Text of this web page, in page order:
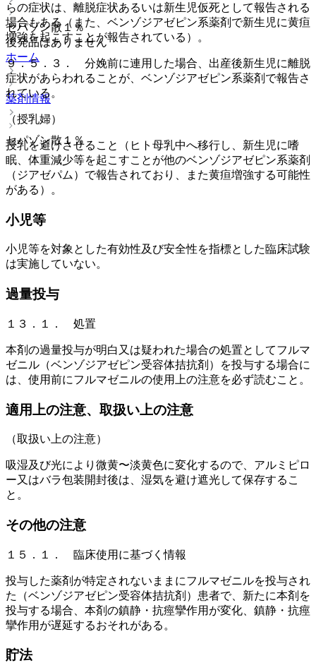
セパゾン散１％
後発品はありません
ホーム
薬剤情報
セパゾン散１％
らの症状は、離脱症状あるいは新生児仮死として報告される
場合もある（また、ベンゾジアゼピン系薬剤で新生児に黄疸
増強を起こすことが報告されている）。
９．５．３． 分娩前に連用した場合、出産後新生児に離脱
症状があらわれることが、ベンゾジアゼピン系薬剤で報告さ
れている。
（授乳婦）
授乳を避けさせること（ヒト母乳中へ移行し、新生児に嗜
眠、体重減少等を起こすことが他のベンゾジアゼピン系薬剤
（ジアゼパム）で報告されており、また黄疸増強する可能性
がある）。
小児等
小児等を対象とした有効性及び安全性を指標とした臨床試験
は実施していない。
過量投与
１３．１． 処置
本剤の過量投与が明白又は疑われた場合の処置としてフルマ
ゼニル（ベンゾジアゼピン受容体拮抗剤）を投与する場合に
は、使用前にフルマゼニルの使用上の注意を必ず読むこと。
適用上の注意、取扱い上の注意
（取扱い上の注意）
吸湿及び光により微黄〜淡黄色に変化するので、アルミピロ
ー又はバラ包装開封後は、湿気を避け遮光して保存するこ
と。
その他の注意
１５．１． 臨床使用に基づく情報
投与した薬剤が特定されないままにフルマゼニルを投与され
た（ベンゾジアゼピン受容体拮抗剤）患者で、新たに本剤を
投与する場合、本剤の鎮静・抗痙攣作用が変化、鎮静・抗痙
攣作用が遅延するおそれがある。
貯法